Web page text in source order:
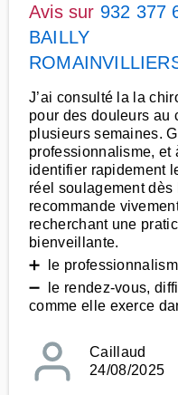
Avis sur 932 377
BAILLY
J’ai consulté la la
pour des douleurs au
plusieurs semaines.
professionnalisme, et
identifier rapidement
réel soulagement
recommande
recherchant une
bienveillante.
➕ le
➖ le rendez-vous,
comme elle exerce
Caillaud
24/08/2025